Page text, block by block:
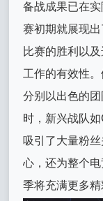
备战成果已在
赛初期就展现
比赛的胜利以
工作的有效性
分别以出色的
时，新兴战队
吸引了大量粉
心，还为整个
季将充满更多精